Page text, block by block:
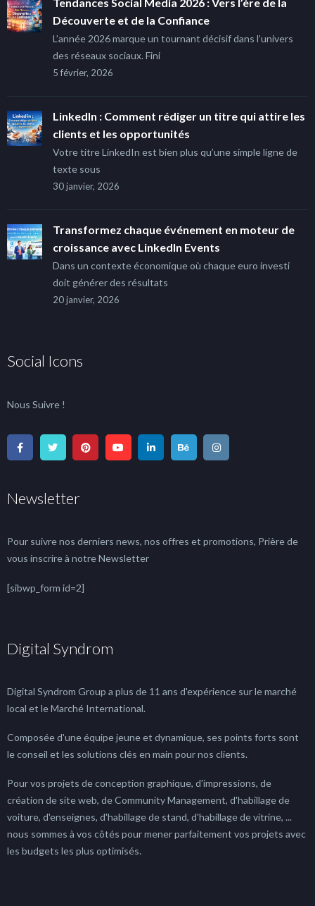
Tendances Social Media 2026 : Vers l’ère de la
Découverte et de la Confiance
L’année 2026 marque un tournant décisif dans l’univers
des réseaux sociaux. Fini
5 février, 2026
LinkedIn : Comment rédiger un titre qui attire les
clients et les opportunités
Votre titre LinkedIn est bien plus qu’une simple ligne de
texte sous
30 janvier, 2026
Transformez chaque événement en moteur de
croissance avec LinkedIn Events
Dans un contexte économique où chaque euro investi
doit générer des résultats
20 janvier, 2026
Social Icons
Nous Suivre !
Newsletter
Pour suivre nos derniers news, nos offres et promotions, Prière de
vous inscrire à notre Newsletter
[sibwp_form id=2]
Digital Syndrom
Digital Syndrom Group a plus de 11 ans d'expérience sur le marché
local et le Marché International.
Composée d'une équipe jeune et dynamique, ses points forts sont
le conseil et les solutions clés en main pour nos clients.
Pour vos projets de conception graphique, d'impressions, de
création de site web, de Community Management, d'habillage de
voiture, d'enseignes, d'habillage de stand, d'habillage de vitrine, ...
nous sommes à vos côtés pour mener parfaitement vos projets avec
les budgets les plus optimisés.